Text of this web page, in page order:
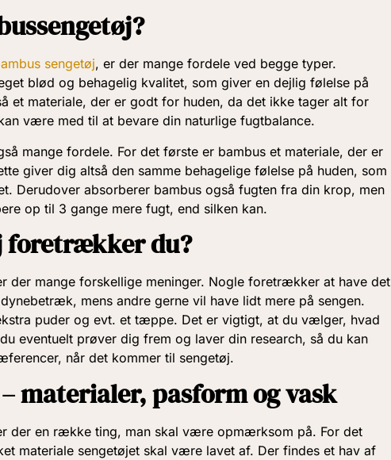
sengetøj, er der mange fordele ved begge typer.
blød og behagelig kvalitet, som giver en dejlig følelse på
et materiale, der er godt for huden, da det ikke tager alt for
være med til at bevare din naturlige fugtbalance.
mange fordele. For det første er bambus et materiale, der er
giver dig altså den samme behagelige følelse på huden, som
Derudover absorberer bambus også fugten fra din krop, men
op til 3 gange mere fugt, end silken kan.
foretrækker du?
der mange forskellige meninger. Nogle foretrækker at have det
mens andre gerne vil have lidt mere på sengen.
puder og evt. et tæppe. Det er vigtigt, at du vælger, hvad
eventuelt prøver dig frem og laver din research, så du kan
når det kommer til sengetøj.
materialer, pasform og vask
der en række ting, man skal være opmærksom på. For det
materiale sengetøjet skal være lavet af. Der findes et hav af